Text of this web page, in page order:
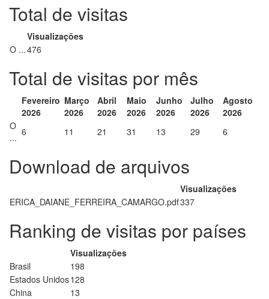
Total de visitas
Visualizações
O ...476
Total de visitas por mês
Fevereiro
2026
Março
2026
Abril
2026
Maio
2026
Junho
2026
Julho
2026
Agosto
2026
O
... 6 11 21 31 13 29 6
Download de arquivos
Visualizações
ERICA_DAIANE_FERREIRA_CAMARGO.pdf337
Ranking de visitas por países
Visualizações
Brasil
198
Estados Unidos128
China
13